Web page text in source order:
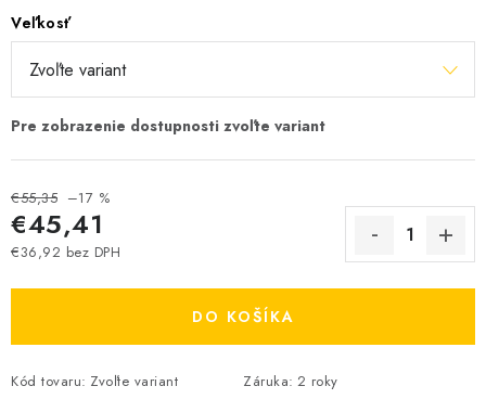
Veľkosť
€55,35 –17 %
€45,41
€36,92 bez DPH
DO KOŠÍKA
Kód tovaru: Zvoľte variant Záruka: 2 roky